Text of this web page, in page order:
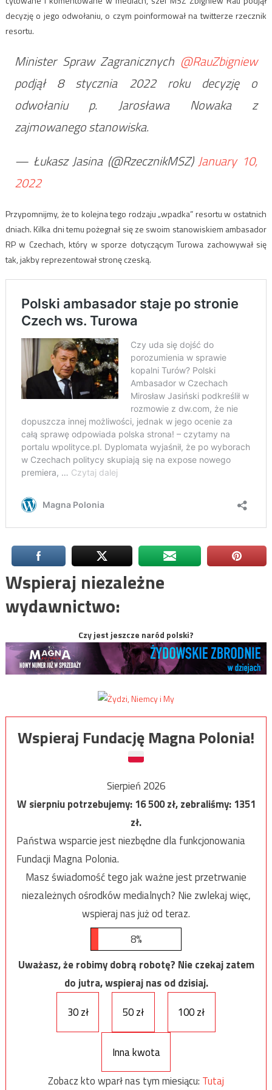
decyzję o jego odwołaniu, o czym poinformował na twitterze rzecznik
resortu.
Minister Spraw Zagranicznych @RauZbigniew
podjął 8 stycznia 2022 roku decyzję o
odwołaniu p. Jarosława Nowaka z
zajmowanego stanowiska.
— Łukasz Jasina (@RzecznikMSZ)January 10,
2022
Przypomnijmy, że to kolejna tego rodzaju „wpadka” resortu w ostatnich
dniach. Kilka dni temu pożegnał się ze swoim stanowiskiem ambasador
RP w Czechach, który w sporze dotyczącym Turowa zachowywał się
tak, jakby reprezentował stronę czeską.
Wspieraj niezależne
wydawnictwo:
Czy jest jeszcze naród polski?
Wspieraj Fundację Magna Polonia!
Sierpień 2026
W sierpniu potrzebujemy:16 500zł, zebraliśmy:1351
zł.
Państwa wsparcie jest niezbędne dla funkcjonowania
Fundacji Magna Polonia.
Masz świadomość tego jak ważne jest przetrwanie
niezależnych ośrodków medialnych? Nie zwlekaj więc,
wspieraj nas już od teraz.
8%
Uważasz, że robimy dobrą robotę? Nie czekaj zatem
do jutra, wspieraj nas od dzisiaj.
30 zł
50 zł 100 zł
Inna kwota
Zobacz kto wparł nas tym miesiącu: Tutaj